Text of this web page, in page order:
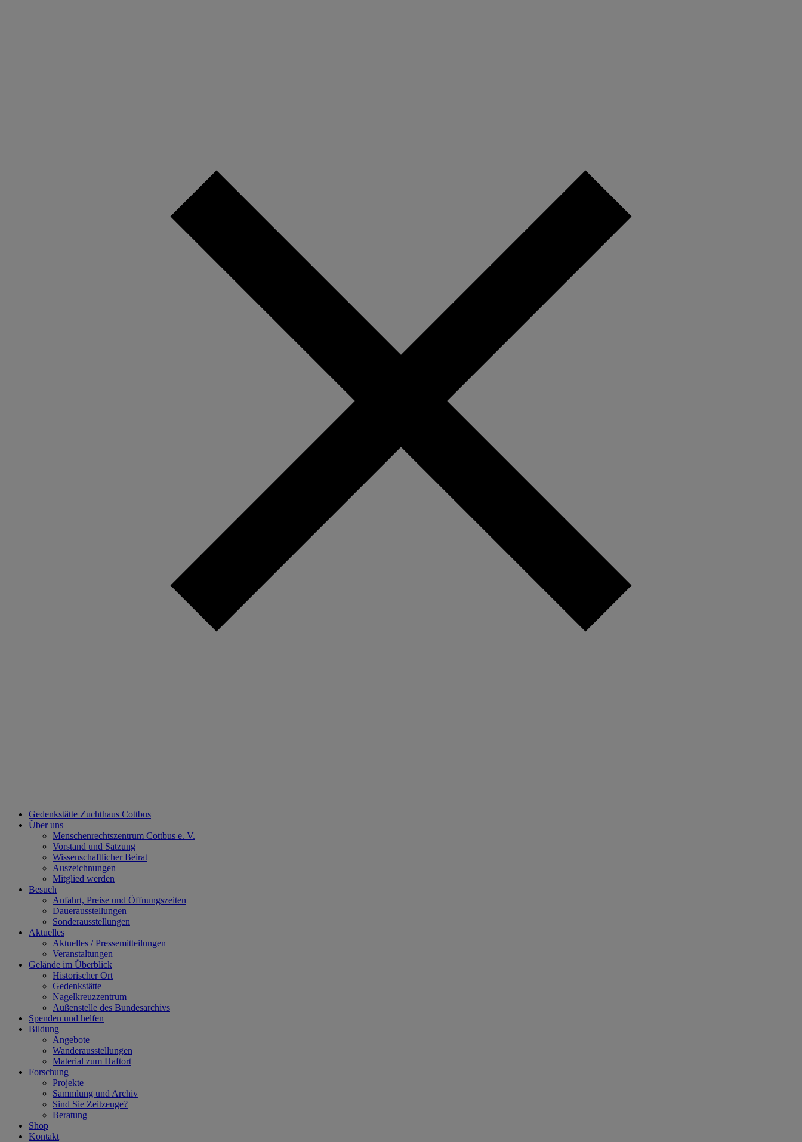
Gedenkstätte Zuchthaus Cottbus
Über uns
Menschenrechtszentrum Cottbus e. V.
Vorstand und Satzung
Wissenschaftlicher Beirat
Auszeichnungen
Mitglied werden
Besuch
Anfahrt, Preise und Öffnungszeiten
Dauerausstellungen
Sonderausstellungen
Aktuelles
Aktuelles / Pressemitteilungen
Veranstaltungen
Gelände im Überblick
Historischer Ort
Gedenkstätte
Nagelkreuzzentrum
Außenstelle des Bundesarchivs
Spenden und helfen
Bildung
Angebote
Wanderausstellungen
Material zum Haftort
Forschung
Projekte
Sammlung und Archiv
Sind Sie Zeitzeuge?
Beratung
Shop
Kontakt